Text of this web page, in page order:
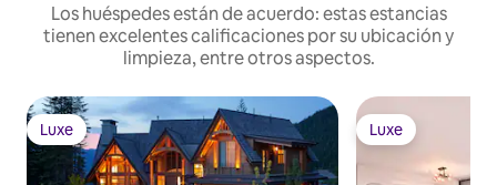
Los huéspedes están de acuerdo: estas estancias
tienen excelentes calificaciones por su ubicación y
limpieza, entre otros aspectos.
Luxe
Luxe Luxe
Luxe